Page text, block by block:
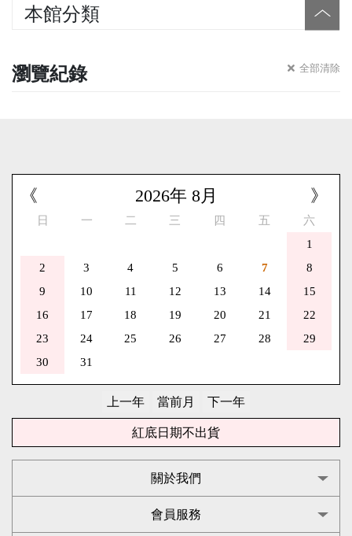
本館分類
瀏覽紀錄 全部清除
《 》
2026年 8月
日 一 二 三 四 五
六
1
2
3 4 5 6 7
8
9
10 11 12 13 14
15
16
17 18 19 20 21
22
23
24 25 26 27 28
29
30
31
紅底日期不出貨
關於我們
會員服務